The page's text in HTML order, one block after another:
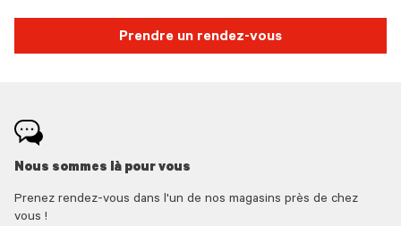
Prendre un rendez-vous
Nous sommes là pour vous
Prenez rendez-vous dans l'un de nos magasins près de chez
vous !